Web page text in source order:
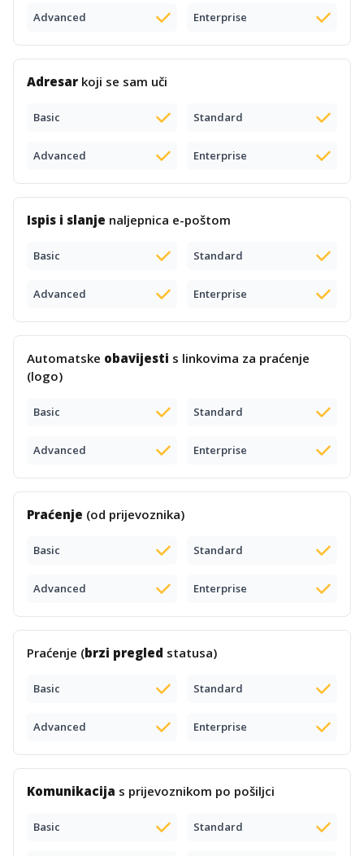
Advanced Enterprise
Adresar koji se sam uči
Basic Standard
Advanced Enterprise
Ispis i slanje naljepnica e-poštom
Basic Standard
Advanced Enterprise
Automatske obavijesti s linkovima za praćenje
(logo)
Basic Standard
Advanced Enterprise
Praćenje (od prijevoznika)
Basic Standard
Advanced Enterprise
Praćenje (brzi pregled statusa)
Basic Standard
Advanced Enterprise
Komunikacija s prijevoznikom po pošiljci
Basic Standard